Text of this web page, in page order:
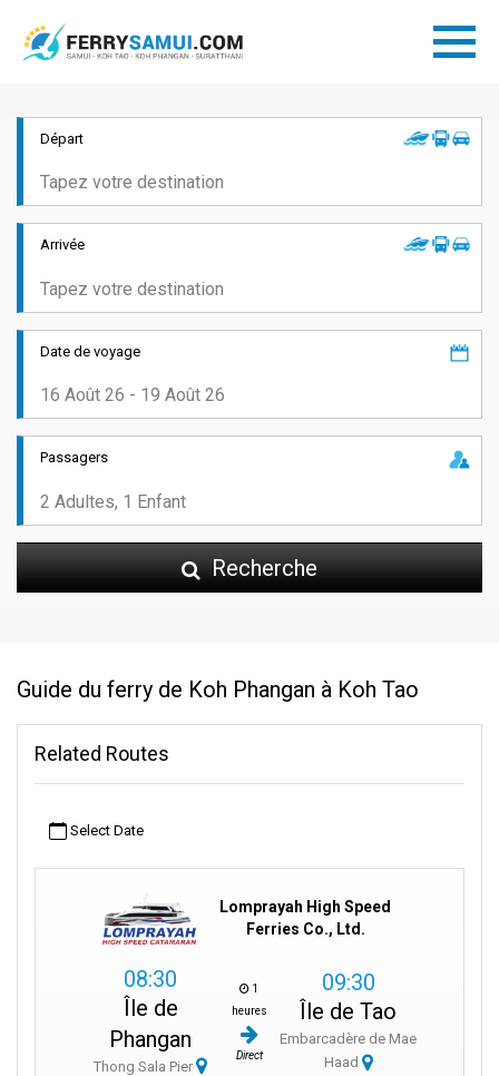
Départ
Arrivée
Date de voyage
Passagers
Recherche
Guide du ferry de Koh Phangan à Koh Tao
Related Routes
Select Date
Lomprayah High Speed
Ferries Co., Ltd.
08:30
Île de
Phangan
Thong Sala Pier
1
heures
Direct
09:30
Île de Tao
Embarcadère de Mae
Haad